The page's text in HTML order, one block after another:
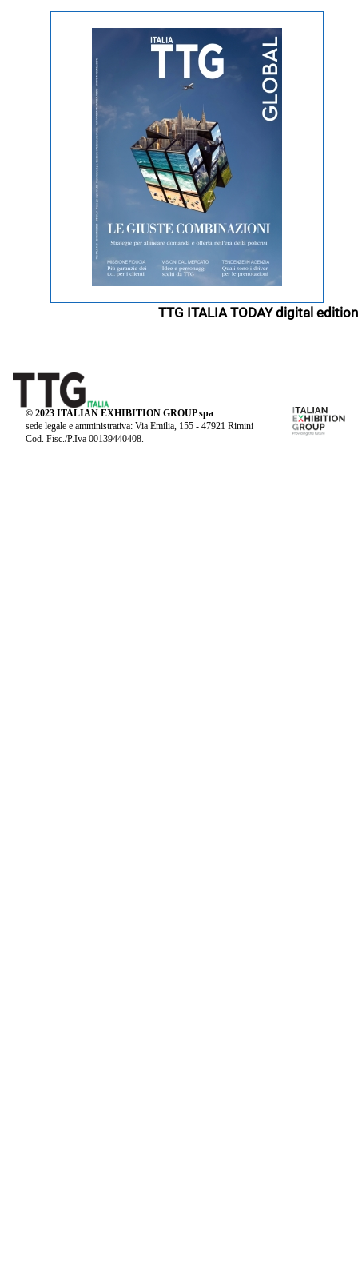
TTG ITALIA TODAY digital edition
© 2023 ITALIAN EXHIBITION GROUP spa
sede legale e amministrativa: Via Emilia, 155 - 47921 Rimini
Cod. Fisc./P.Iva 00139440408.